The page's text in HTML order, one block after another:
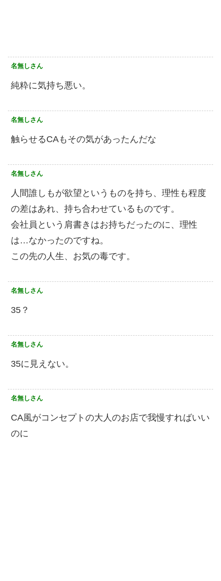
名無しさん
純粋に気持ち悪い。
名無しさん
触らせるCAもその気があったんだな
名無しさん
人間誰しもが欲望というものを持ち、理性も程度
の差はあれ、持ち合わせているものです。
会社員という肩書きはお持ちだったのに、理性
は…なかったのですね。
この先の人生、お気の毒です。
名無しさん
35？
名無しさん
35に見えない。
名無しさん
CA風がコンセプトの大人のお店で我慢すればいい
のに